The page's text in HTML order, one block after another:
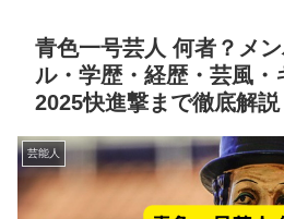
青色一号芸人 何者？メ
ル・学歴・経歴・芸風・
2025快進撃まで徹底解説
芸能人